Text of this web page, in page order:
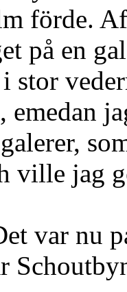
förde.
på en
stor
emedan
ville jag
var nu